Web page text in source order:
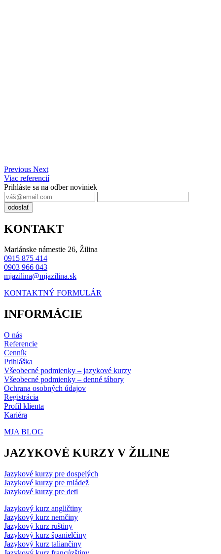
Previous Next
Viac referencií
Prihláste sa na odber noviniek
odoslať
KONTAKT
Mariánske námestie 26, Žilina
0915 875 414
0903 966 043
mjazilina@mjazilina.sk
KONTAKTNÝ FORMULÁR
INFORMÁCIE
O nás
Referencie
Cenník
Prihláška
Všeobecné podmienky – jazykové kurzy
Všeobecné podmienky – denné tábory
Ochrana osobných údajov
Registrácia
Profil klienta
Kariéra
MJA BLOG
JAZYKOVÉ KURZY V ŽILINE
Jazykové kurzy pre dospelých
Jazykové kurzy pre mládež
Jazykové kurzy pre deti
Jazykový kurz angličtiny
Jazykový kurz nemčiny
Jazykový kurz ruštiny
Jazykový kurz španielčiny
Jazykový kurz taliančiny